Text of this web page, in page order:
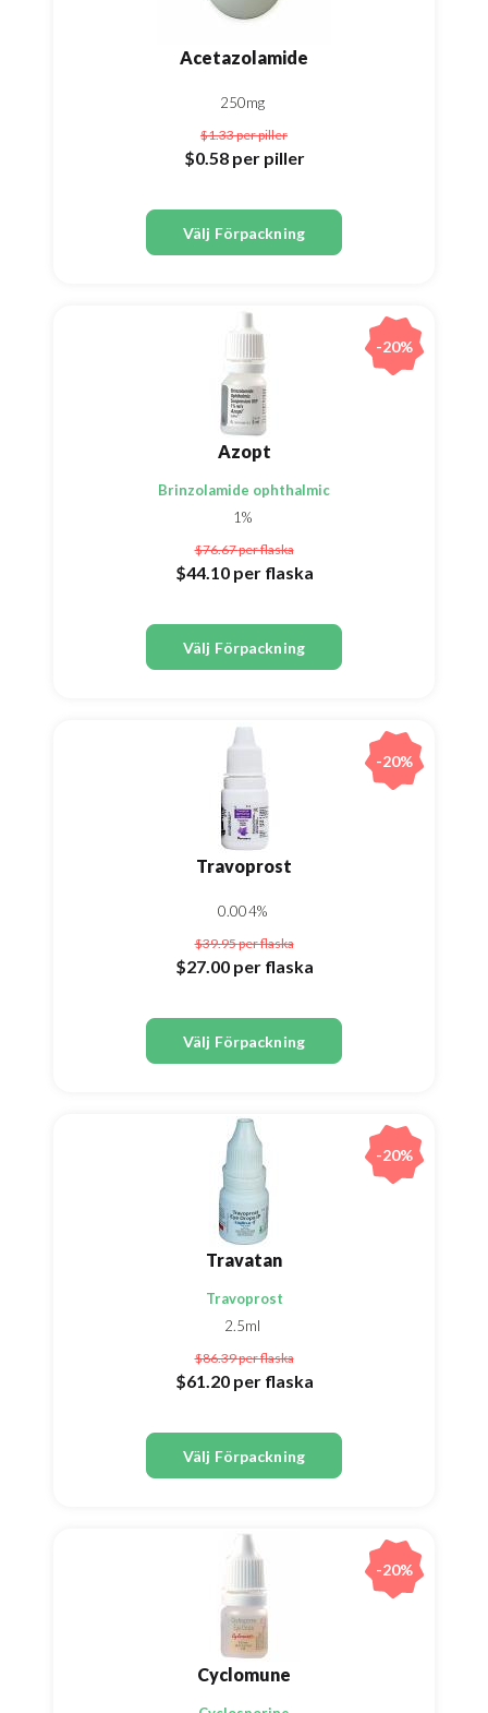
Acetazolamide
250mg
$1.33per piller
$0.58 per piller
Välj Förpackning
Azopt
Brinzolamide ophthalmic
1%
$76.67per flaska
$44.10 per flaska
Välj Förpackning
-20%
Travoprost
0.004%
$39.95per flaska
$27.00 per flaska
Välj Förpackning
-20%
Travatan
Travoprost
2.5ml
$86.39per flaska
$61.20 per flaska
Välj Förpackning
-20%
Cyclomune
-20%